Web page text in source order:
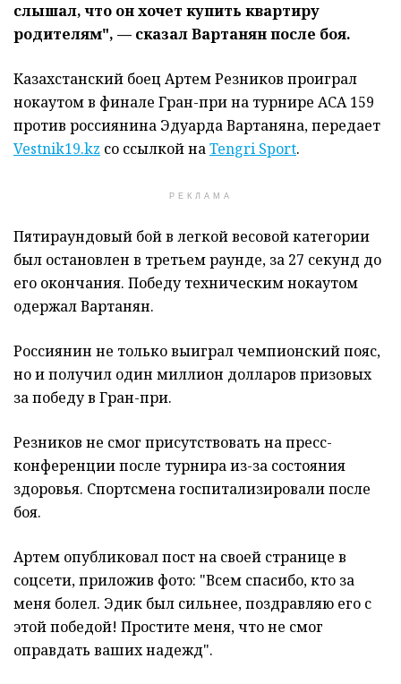
слышал, что он хочет купить квартиру
родителям", — сказал Вартанян после боя.
Казахстанский боец Артем Резников проиграл
нокаутом в финале Гран-при на турнире ACA 159
против россиянина Эдуарда Вартаняна, передает
Vestnik19.kz со ссылкой наTengri Sport.
РЕКЛАМА
Пятираундовый бой в легкой весовой категории
был остановлен в третьем раунде, за 27 секунд до
его окончания. Победу техническим нокаутом
одержал Вартанян.
Россиянин не только выиграл чемпионский пояс,
но и получил один миллион долларов призовых
за победу в Гран-при.
Резников не смог присутствовать на пресс-
конференции после турнира из-за состояния
здоровья. Спортсмена госпитализировали после
боя.
Артем опубликовал пост на своей странице в
соцсети, приложив фото: "Всем спасибо, кто за
меня болел. Эдик был сильнее, поздравляю его с
этой победой! Простите меня, что не смог
оправдать ваших надежд".